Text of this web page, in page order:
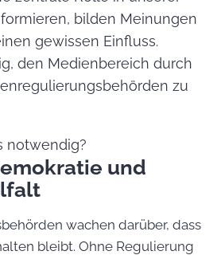
bilden Meinungen
gewissen Einfluss.
den Medienbereich durch
zu
notwendig?
und
wachen darüber, dass
bleibt. Ohne Regulierung